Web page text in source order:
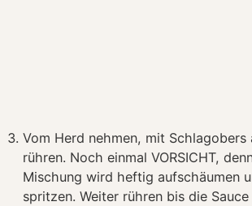
Vom Herd nehmen, mit Schlagobers
rühren. Noch einmal VORSICHT,
Mischung wird heftig aufschäumen
spritzen. Weiter rühren bis die